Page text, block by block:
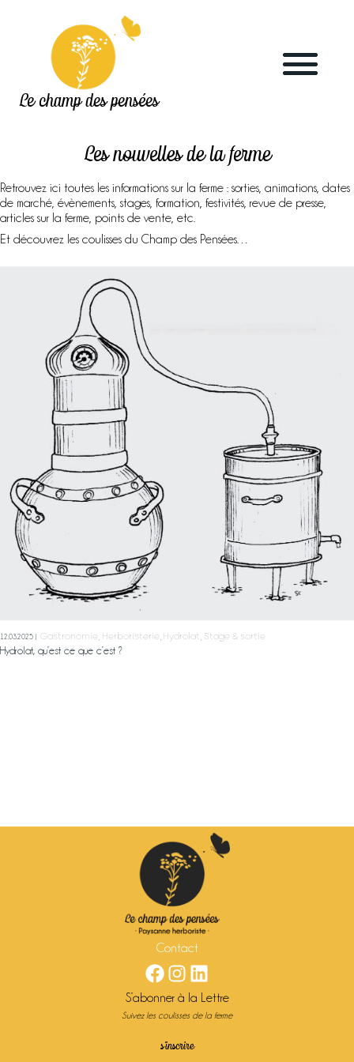
Le champ des pensées
Les nouvelles de la ferme
Retrouvez ici toutes les informations sur la ferme : sorties, animations, dates
de marché, évènements, stages, formation, festivités, revue de presse,
articles sur la ferme, points de vente, etc.
Et découvrez les coulisses du Champ des Pensées…
12.03.2025 Gastronomie Herboristerie Hydrolat Stage & sortie
Hydrolat, qu’est ce que c’est ?
Contact
S’abonner à la Lettre
Suivez les coulisses de la ferme
s’inscrire
Accueil
Le blog
Marchés & points de vente
L’herboristerie
La distillerie
Labels & démarches
L’atelier
Ateliers
& sorties
Boutique
A propos
Contact